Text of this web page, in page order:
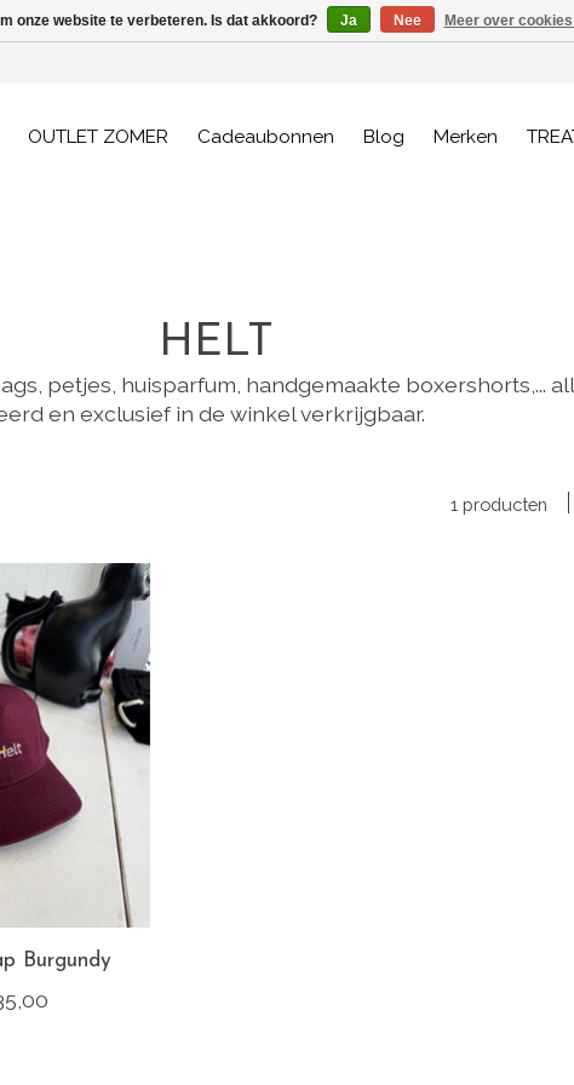
OUTLET ZOMER Cadeaubonnen Blog Merken
HELT
petjes, huisparfum, handgemaakte boxershorts,...
en exclusief in de winkel verkrijgbaar.
1 producten
Burgundy
onze website te verbeteren. Is dat akkoord? Ja Nee Meer over cookies